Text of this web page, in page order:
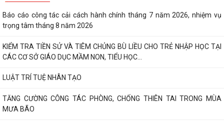
Báo cáo công tác cải cách hành chính tháng 7 năm 2026, nhiệm vụ
trọng tâm tháng 8 năm 2026
KIỂM TRA TIỀN SỬ VÀ TIÊM CHỦNG BÙ LIỀU CHO TRẺ NHẬP HỌC TẠI
CÁC CƠ SỞ GIÁO DỤC MẦM NON, TIỂU HỌC...
LUẬT TRÍ TUỆ NHÂN TẠO
TĂNG CƯỜNG CÔNG TÁC PHÒNG, CHỐNG THIÊN TAI TRONG MÙA
MƯA BÃO